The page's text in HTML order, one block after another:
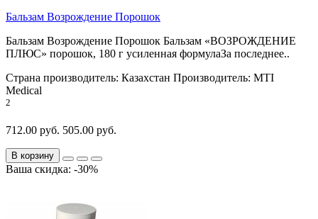
Бальзам Возрождение Порошок
Бальзам Возрождение Порошок Бальзам «ВОЗРОЖДЕНИЕ
ПЛЮС» порошок, 180 г усиленная формулаЗа последнее..
Страна производитель: Казахстан Производитель: MTI
Medical
2
712.00 руб. 505.00 руб.
В корзину
Ваша скидка: -30%